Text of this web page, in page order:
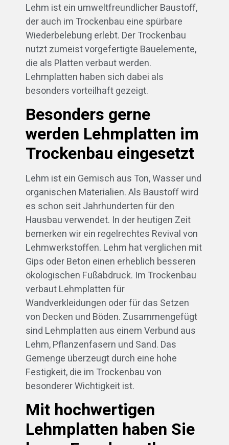
Lehm ist ein umweltfreundlicher Baustoff,
der auch im Trockenbau eine spürbare
Wiederbelebung erlebt. Der Trockenbau
nutzt zumeist vorgefertigte Bauelemente,
die als Platten verbaut werden.
Lehmplatten haben sich dabei als
besonders vorteilhaft gezeigt.
Besonders gerne
werden Lehmplatten im
Trockenbau eingesetzt
Lehm ist ein Gemisch aus Ton, Wasser und
organischen Materialien. Als Baustoff wird
es schon seit Jahrhunderten für den
Hausbau verwendet. In der heutigen Zeit
bemerken wir ein regelrechtes Revival von
Lehmwerkstoffen. Lehm hat verglichen mit
Gips oder Beton einen erheblich besseren
ökologischen Fußabdruck. Im Trockenbau
verbaut Lehmplatten für
Wandverkleidungen oder für das Setzen
von Decken und Böden. Zusammengefügt
sind Lehmplatten aus einem Verbund aus
Lehm, Pflanzenfasern und Sand. Das
Gemenge überzeugt durch eine hohe
Festigkeit, die im Trockenbau von
besonderer Wichtigkeit ist.
Mit hochwertigen
Lehmplatten haben Sie